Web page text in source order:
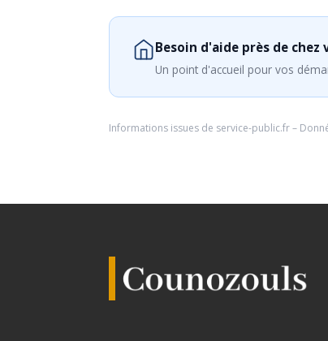
Besoin d'aide près de chez
Un point d'accueil pour vos
Informations issues de service-public.fr–